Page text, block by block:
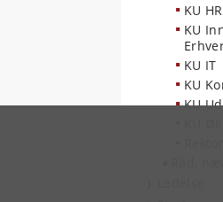
KU HR
KU
KU IT
KU
KU
Råd,